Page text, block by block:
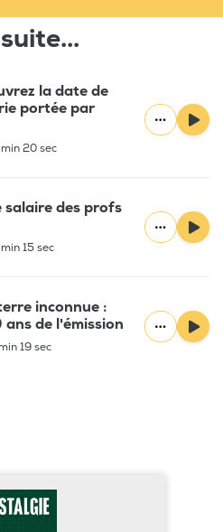
la date de
portée par
20 sec
salaire des profs
15 sec
inconnue :
de l'émission
19 sec